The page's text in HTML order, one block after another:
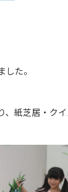
した。
、紙芝居・ク